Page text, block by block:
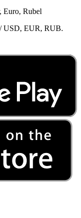
Euro, Rubel
/ USD, EUR, RUB.